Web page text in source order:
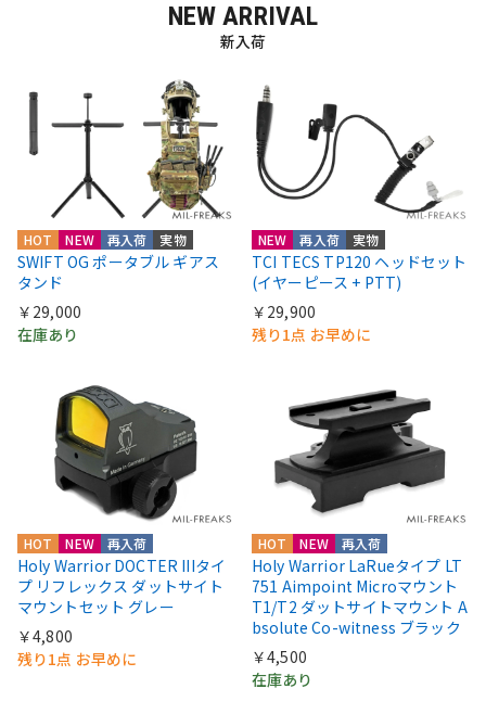
NEW ARRIVAL
新入荷
HOT NEW 再入荷 実物
SWIFT OG ポータブル ギアス
タンド
￥29,000
在庫あり
NEW 再入荷 実物
TCI TECS TP120 ヘッドセット
(イヤーピース + PTT)
￥29,900
残り1点 お早めに
HOT NEW 再入荷
Holy Warrior DOCTER IIIタイ
プ リフレックス ダットサイト
マウントセット グレー
￥4,800
残り1点 お早めに
HOT NEW 再入荷
Holy Warrior LaRueタイプ LT
751 Aimpoint Microマウント
T1/T2 ダットサイトマウント A
bsolute Co-witness ブラック
￥4,500
在庫あり